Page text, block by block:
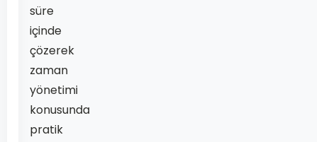
süre
içinde
çözerek
zaman
yönetimi
konusunda
pratik